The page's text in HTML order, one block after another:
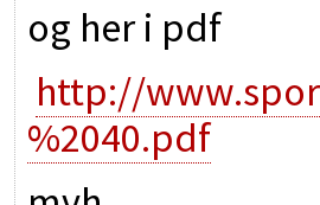
og her i pdf
http://
%2040.pdf